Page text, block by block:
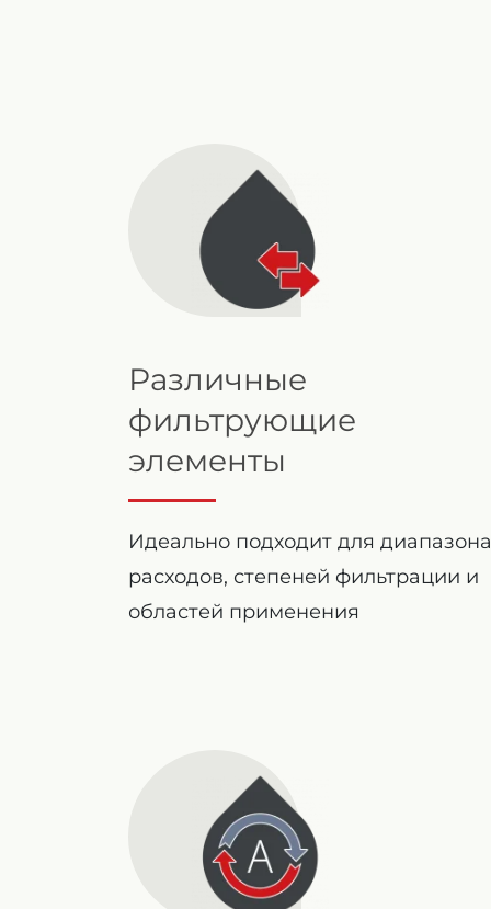
Различные
фильтрующие
элементы
Идеально подходит для диапазона
расходов, степеней фильтрации и
областей применения